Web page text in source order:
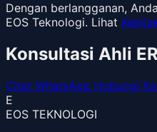
Dengan berlangganan,
EOS Teknologi. Lihat
Konsultasi Ahli
Chat WhatsApp Hubungi
E
EOS TEKNOLOGI